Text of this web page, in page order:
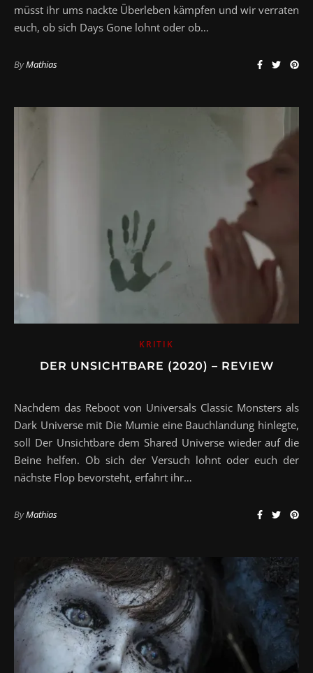
müsst ihr ums nackte Überleben kämpfen und wir verraten
euch, ob sich Days Gone lohnt oder ob…
ByMathias
KRITIK
DER UNSICHTBARE (2020) – REVIEW
Nachdem das Reboot von Universals Classic Monsters als
Dark Universe mit Die Mumie eine Bauchlandung hinlegte,
soll Der Unsichtbare dem Shared Universe wieder auf die
Beine helfen. Ob sich der Versuch lohnt oder euch der
nächste Flop bevorsteht, erfahrt ihr…
ByMathias